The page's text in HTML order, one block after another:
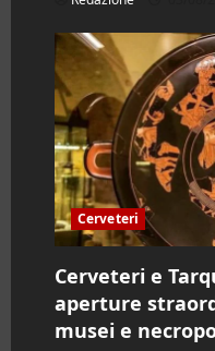
Cerveteri
Cerveteri e
aperture
musei e